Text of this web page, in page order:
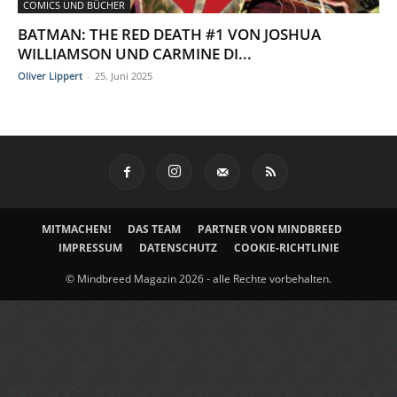
COMICS UND BÜCHER
BATMAN: THE RED DEATH #1 VON JOSHUA
WILLIAMSON UND CARMINE DI...
Oliver Lippert - 25. Juni 2025
MITMACHEN! DAS TEAM
PARTNER VON MINDBREED
IMPRESSUM
DATENSCHUTZ COOKIE-RICHTLINIE
© Mindbreed Magazin 2026 - alle Rechte vorbehalten.